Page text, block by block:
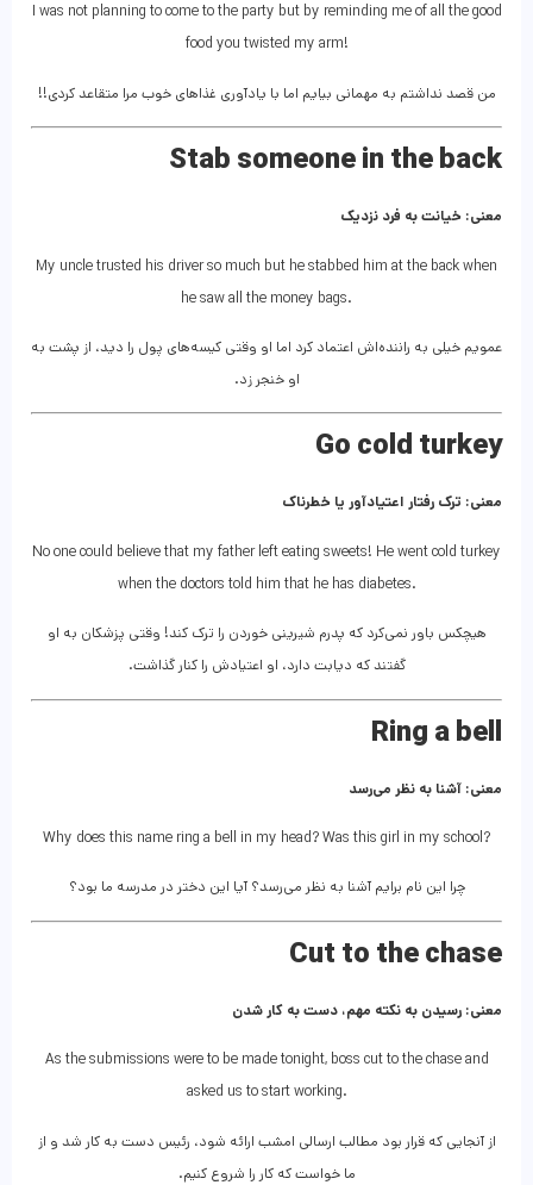
I was not planning to come to the party but by reminding me of all the good
food you twisted my arm!
من قصد نداشتم به مهمانی بیایم اما با یادآوری غذاهای خوب مرا متقاعد کردی!!
Stab someone in the back
معنی: خیانت به فرد نزدیک
My uncle trusted his driver so much but he stabbed him at the back when
he saw all the money bags.
عمویم خیلی به راننده‌اش اعتماد کرد اما او وقتی کیسه‌های پول را دید، از پشت به
او خنجر زد.
Go cold turkey
معنی: ترک رفتار اعتیادآور یا خطرناک
No one could believe that my father left eating sweets! He went cold turkey
when the doctors told him that he has diabetes.
هیچکس باور نمی‌کرد که پدرم شیرینی خوردن را ترک کند! وقتی پزشکان به او
گفتند که دیابت دارد، او اعتیادش را کنار گذاشت.
Ring a bell
معنی: آشنا به نظر می‌رسد
Why does this name ring a bell in my head? Was this girl in my school?
چرا این نام برایم آشنا به نظر می‌رسد؟ آیا این دختر در مدرسه ما بود؟
Cut to the chase
معنی: رسیدن به نکته مهم، دست به کار شدن
As the submissions were to be made tonight, boss cut to the chase and
asked us to start working.
از آنجایی که قرار بود مطالب ارسالی امشب ارائه شود، رئیس دست به کار شد و از
ما خواست که کار را شروع کنیم.